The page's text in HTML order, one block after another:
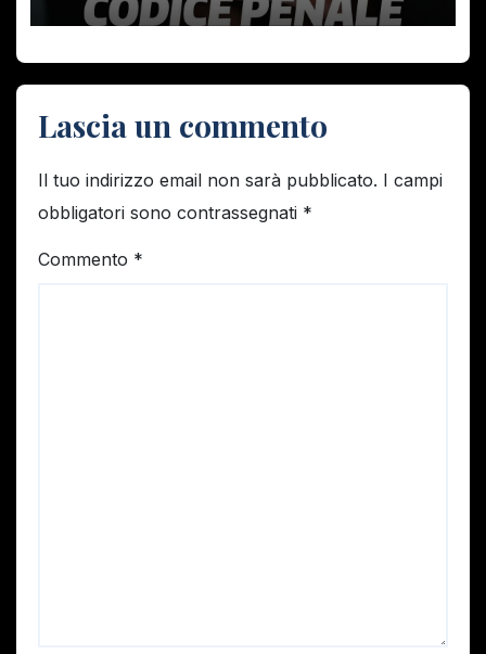
Lascia un commento
Il tuo indirizzo email non sarà pubblicato. I campi
obbligatori sono contrassegnati *
Commento *